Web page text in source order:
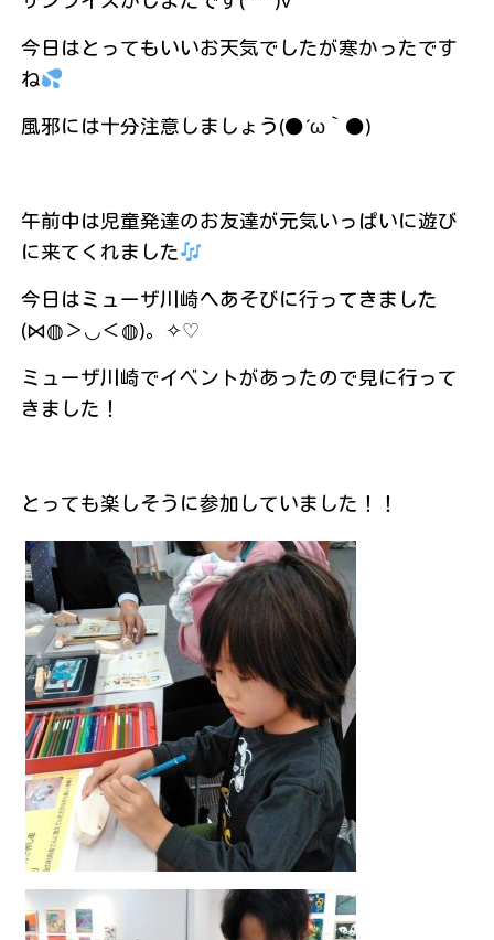
今日はとってもいいお天気でしたが寒かったです
ね
風邪には十分注意しましょう(●´ω｀●)
午前中は児童発達のお友達が元気いっぱいに遊び
に来てくれました
今日はミューザ川崎へあそびに行ってきました
(⋈◍＞◡＜◍)。✧♡
ミューザ川崎でイベントがあったので見に行って
きました！
とっても楽しそうに参加していました！！